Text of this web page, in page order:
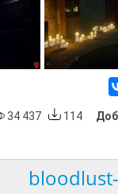
34 437 114